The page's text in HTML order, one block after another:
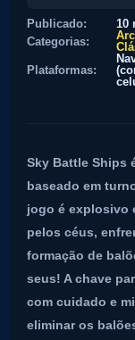
Publicado:
10
Categorias:
Plataformas:
Sky Battle Ships
baseado em
jogo é explosivo
pelos céus,
formação de
seus! A chave
com cuidado e
eliminar os